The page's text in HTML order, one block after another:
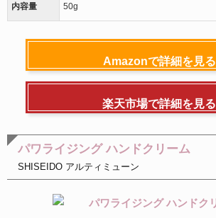
内容量 50g
Amazonで詳細を見る
楽天市場で詳細を見る
パワライジング ハンドクリーム
SHISEIDO アルティミューン